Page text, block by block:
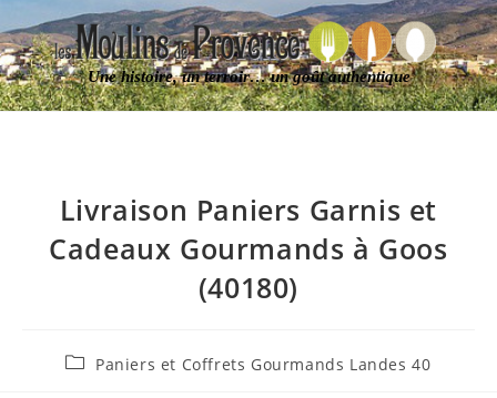
Une histoire, un terroir… un goût authentique
Livraison Paniers Garnis et
Cadeaux Gourmands à Goos
(40180)
Paniers et Coffrets Gourmands Landes 40